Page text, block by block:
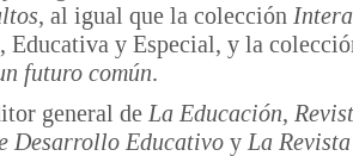
, al igual que la colección
Educativa y Especial, y la
futuro común.
general de La Educación,
Desarrollo Educativo y La Revista